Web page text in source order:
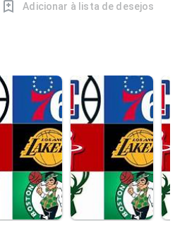
Adicionar à lista de desejos